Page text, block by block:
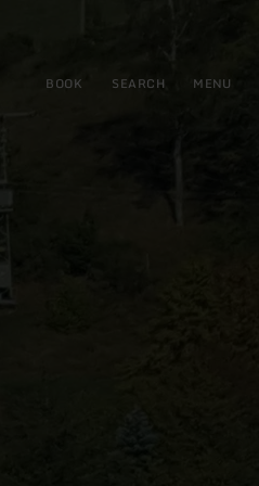
BOOK SEARCH MENU